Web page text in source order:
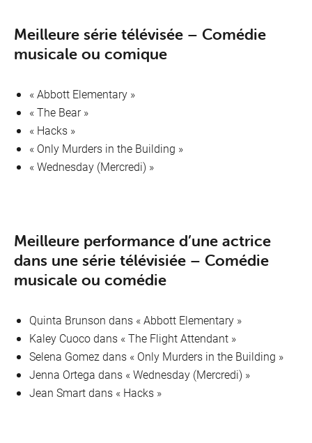
Meilleure série télévisée – Comédie
musicale ou comique
« Abbott Elementary »
« The Bear »
« Hacks »
« Only Murders in the Building »
« Wednesday (Mercredi) »
Meilleure performance d’une actrice
dans une série télévisiée – Comédie
musicale ou comédie
Quinta Brunson dans « Abbott Elementary »
Kaley Cuoco dans « The Flight Attendant »
Selena Gomez dans « Only Murders in the Building »
Jenna Ortega dans « Wednesday (Mercredi) »
Jean Smart dans « Hacks »